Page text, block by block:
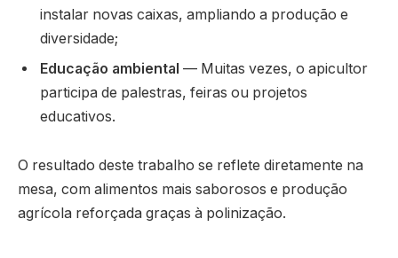
instalar novas caixas, ampliando a produção e
diversidade;
Educação ambiental — Muitas vezes, o apicultor
participa de palestras, feiras ou projetos
educativos.
O resultado deste trabalho se reflete diretamente na
mesa, com alimentos mais saborosos e produção
agrícola reforçada graças à polinização.